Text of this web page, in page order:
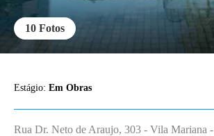
10 Fotos
Estágio: Em Obras
Rua Dr. Neto de Araujo, 303 - Vila Mariana -